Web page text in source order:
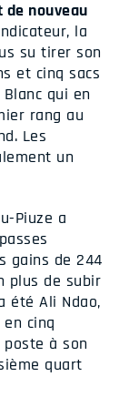
nouveau
la
su tirer son
et cinq sacs
qui en
rang au
Les
un
Piuze a
gains de 244
plus de subir
été Ali Ndao,
cinq
poste à son
quart